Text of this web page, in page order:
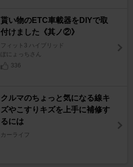
貰い物のETC車載器をDIYで取
付けました《其ノ②》
フィット3 ハイブリッド
ぽにょっちさん
336
クルマのちょっと気になる線キ
ズやこすりキズを上手に補修す
るには
カーライフ